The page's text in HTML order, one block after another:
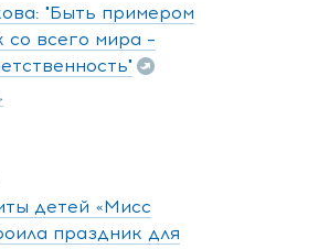
"Быть примером
со всего мира –
детей «Мисс
праздник для